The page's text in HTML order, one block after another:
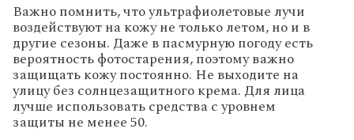
Важно помнить, что ультрафиолетовые лучи
воздействуют на кожу не только летом, но и в
другие сезоны. Даже в пасмурную погоду есть
вероятность фотостарения, поэтому важно
защищать кожу постоянно. Не выходите на
улицу без солнцезащитного крема. Для лица
лучше использовать средства с уровнем
защиты не менее 50.